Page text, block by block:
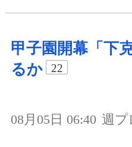
甲子園開幕「下
るか
22
08月05日 06:40 週プ